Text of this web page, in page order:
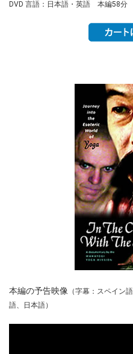
DVD 言語：日本語・英語 本編58分
本編の予告映像 （字幕：スペイン
語、日本語）